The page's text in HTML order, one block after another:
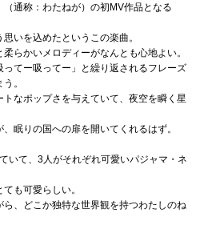
通称：わたねが）の初MV作品となる
いを込めたというこの楽曲。
らかいメロディーがなんとも心地よい。
てー吸ってー」と繰り返されるフレーズ
。
なポップさを与えていて、夜空を瞬く星
眠りの国への扉を開いてくれるはず。
いて、3人がそれぞれ可愛いパジャマ・ネ
も可愛らしい。
、どこか独特な世界観を持つわたしのね